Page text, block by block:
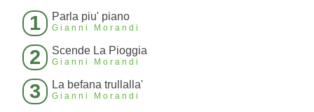
1 Parla piu' piano
Gianni Morandi
2 Scende La Pioggia
Gianni Morandi
3 La befana trullalla'
Gianni Morandi